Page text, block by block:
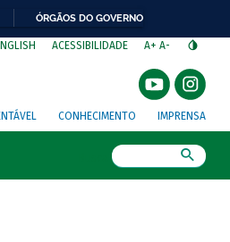
ÓRGÃOS DO GOVERNO
ACESSIBILIDADE A+ A-
CONHECIMENTO IMPRENSA